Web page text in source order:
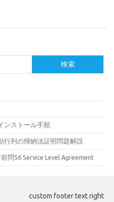
検索
ンストール手順
行列の帰納法証明問題解説
問56 Service Level Agreement
custom footer text right